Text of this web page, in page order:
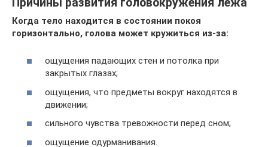
Когда тело находится в состоянии покоя
горизонтально, голова может кружиться из-за:
ощущения падающих стен и потолка при
закрытых глазах;
ощущения, что предметы вокруг находятся в
движении;
сильного чувства тревожности перед сном;
ощущение одурманивания.